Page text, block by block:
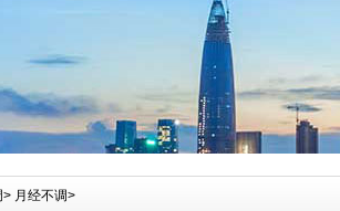
> 月经不调>